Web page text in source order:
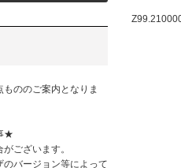
ののご案内となりま
★
ございます。
バージョン等によって